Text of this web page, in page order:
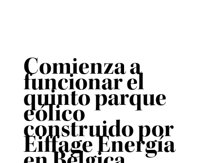
Comienza a
funcionar el
quinto parque
eólico
construido por
Eiffage Energía